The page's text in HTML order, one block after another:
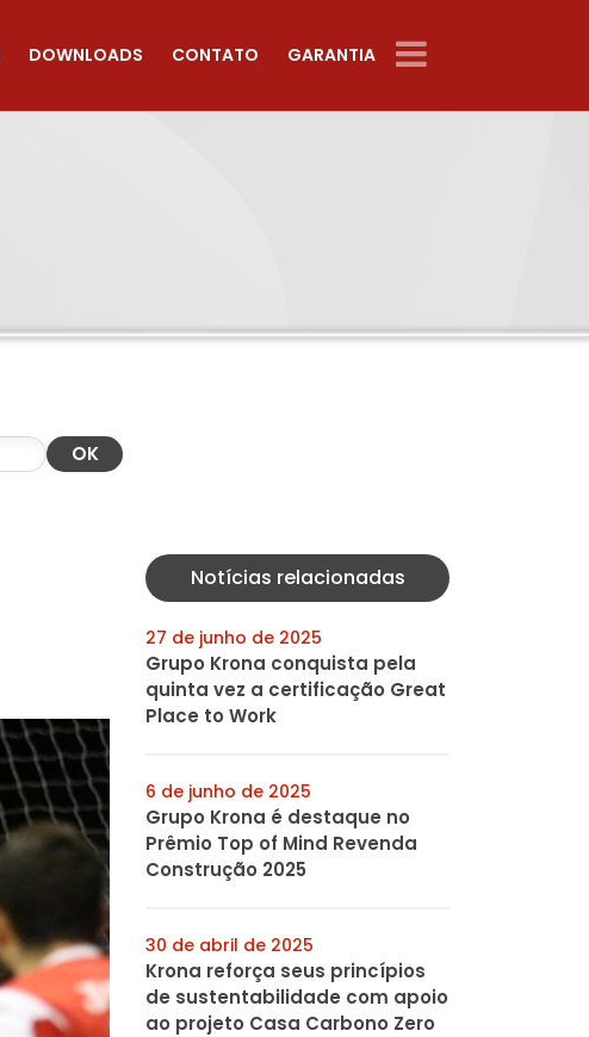
DOWNLOADS CONTATO GARANTIA
OK
Notícias relacionadas
27 de junho de 2025
Grupo Krona conquista pela
quinta vez a certificação Great
Place to Work
6 de junho de 2025
Grupo Krona é destaque no
Prêmio Top of Mind Revenda
Construção 2025
30 de abril de 2025
Krona reforça seus princípios
de sustentabilidade com apoio
ao projeto Casa Carbono Zero